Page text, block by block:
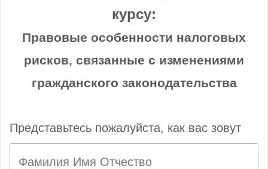
курсу:
Правовые особенности налоговых
рисков, связанные с изменениями
гражданского законодательства
Представьтесь пожалуйста, как вас зовут